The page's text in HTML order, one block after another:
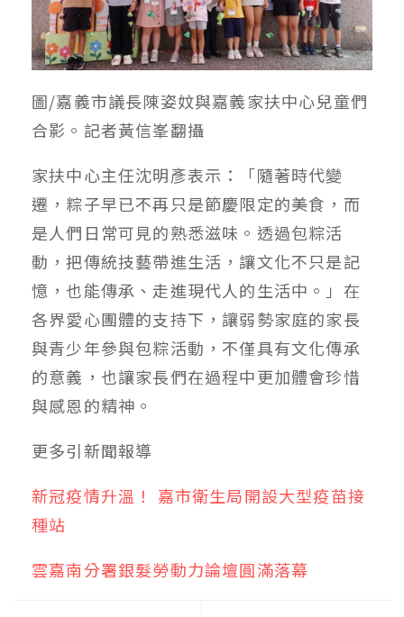
圖/嘉義市議長陳姿妏與嘉義家扶中心兒童們
合影。記者黃信峯翻攝
家扶中心主任沈明彥表示：「隨著時代變
遷，粽子早已不再只是節慶限定的美食，而
是人們日常可見的熟悉滋味。透過包粽活
動，把傳統技藝帶進生活，讓文化不只是記
憶，也能傳承、走進現代人的生活中。」在
各界愛心團體的支持下，讓弱勢家庭的家長
與青少年參與包粽活動，不僅具有文化傳承
的意義，也讓家長們在過程中更加體會珍惜
與感恩的精神。
更多引新聞報導
新冠疫情升溫！ 嘉市衛生局開設大型疫苗接
種站
雲嘉南分署銀髮勞動力論壇圓滿落幕